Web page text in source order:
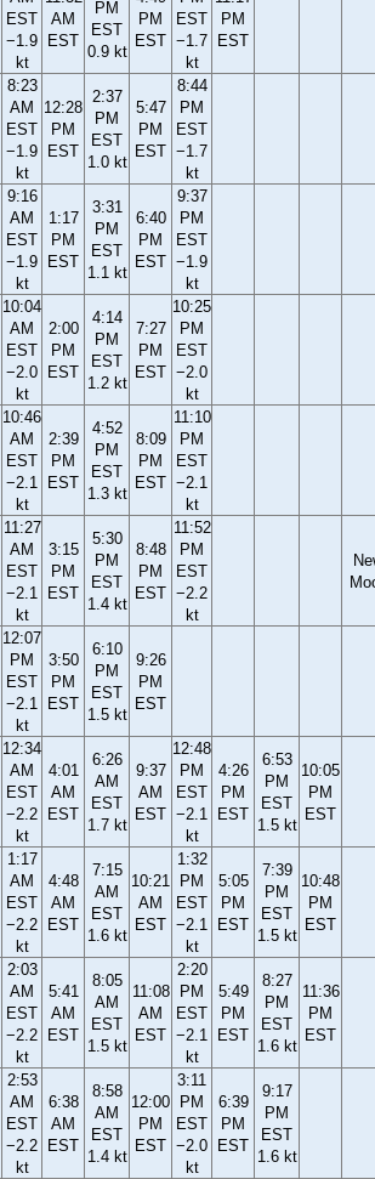
EST
−1.9
kt
AM
EST
PM
EST
0.9 kt
PM
EST
EST
−1.7
kt
PM
EST
8:23
AM
EST
−1.9
kt
12:28
PM
EST
2:37
PM
EST
1.0 kt
5:47
PM
EST
8:44
PM
EST
−1.7
kt
9:16
AM
EST
−1.9
kt
1:17
PM
EST
3:31
PM
EST
1.1 kt
6:40
PM
EST
9:37
PM
EST
−1.9
kt
10:04
AM
EST
−2.0
kt
2:00
PM
EST
4:14
PM
EST
1.2 kt
7:27
PM
EST
10:25
PM
EST
−2.0
kt
10:46
AM
EST
−2.1
kt
2:39
PM
EST
4:52
PM
EST
1.3 kt
8:09
PM
EST
11:10
PM
EST
−2.1
kt
11:27
AM
EST
−2.1
kt
3:15
PM
EST
5:30
PM
EST
1.4 kt
8:48
PM
EST
11:52
PM
EST
−2.2
kt
12:07
PM
EST
−2.1
kt
3:50
PM
EST
6:10
PM
EST
1.5 kt
9:26
PM
EST
12:34
AM
EST
−2.2
kt
4:01
AM
EST
6:26
AM
EST
1.7 kt
9:37
AM
EST
12:48
PM
EST
−2.1
kt
4:26
PM
EST
6:53
PM
EST
1.5 kt
10:05
PM
EST
1:17
AM
EST
−2.2
kt
4:48
AM
EST
7:15
AM
EST
1.6 kt
10:21
AM
EST
1:32
PM
EST
−2.1
kt
5:05
PM
EST
7:39
PM
EST
1.5 kt
10:48
PM
EST
2:03
AM
EST
−2.2
kt
5:41
AM
EST
8:05
AM
EST
1.5 kt
11:08
AM
EST
2:20
PM
EST
−2.1
kt
5:49
PM
EST
8:27
PM
EST
1.6 kt
11:36
PM
EST
2:53
AM
EST
−2.2
kt
6:38
AM
EST
8:58
AM
EST
1.4 kt
12:00
PM
EST
3:11
PM
EST
−2.0
kt
6:39
PM
EST
9:17
PM
EST
1.6 kt